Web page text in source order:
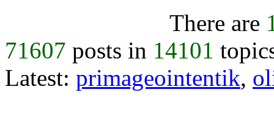
There are
71607 posts in 14101
Latest: primageointentik,